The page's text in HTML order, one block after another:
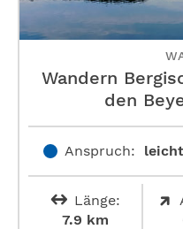
Wandern
den
Anspruch: leicht
Länge:
7.9 km